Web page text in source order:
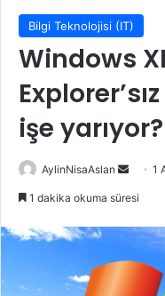
Bilgi Teknolojisi (IT)
Windows
işe yarıyor?
AylinNisaAslan
Bir
1
1 dakika okuma süresi